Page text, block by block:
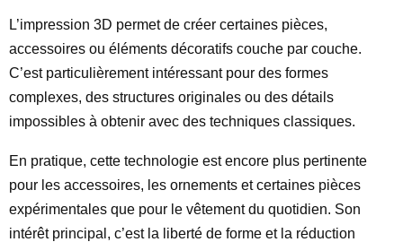
L’impression 3D permet de créer certaines pièces,
accessoires ou éléments décoratifs couche par couche.
C’est particulièrement intéressant pour des formes
complexes, des structures originales ou des détails
impossibles à obtenir avec des techniques classiques.
En pratique, cette technologie est encore plus pertinente
pour les accessoires, les ornements et certaines pièces
expérimentales que pour le vêtement du quotidien. Son
intérêt principal, c’est la liberté de forme et la réduction